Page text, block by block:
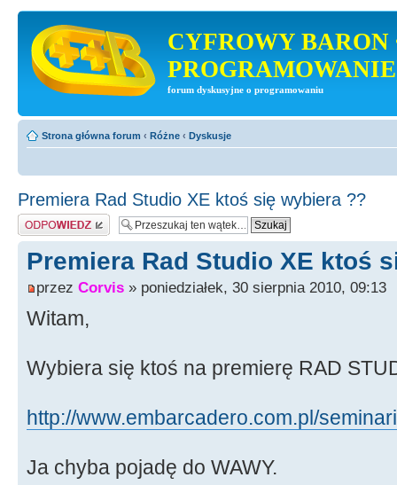
CYFROWY BARON
PROGRAMOWANIE
forum dyskusyjne o programowaniu
Strona główna forum ‹ Różne ‹ Dyskusje
Premiera Rad Studio XE ktoś się wybiera ??
Odpowiedz
Premiera Rad Studio XE ktoś
przez Corvis » poniedziałek, 30 sierpnia 2010, 09:13
Witam,
Wybiera się ktoś na premierę RAD
http://www.embarcadero.com.pl/
Ja chyba pojadę do WAWY.